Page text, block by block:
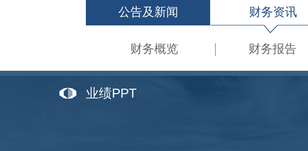
公告及新闻 财务资讯
财务概览 财务报告
业绩PPT